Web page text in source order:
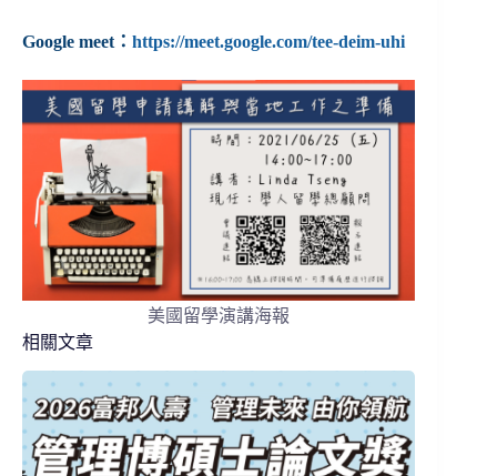
Google meet： https://meet.google.com/tee-deim-uhi
美國留學演講海報
相關文章